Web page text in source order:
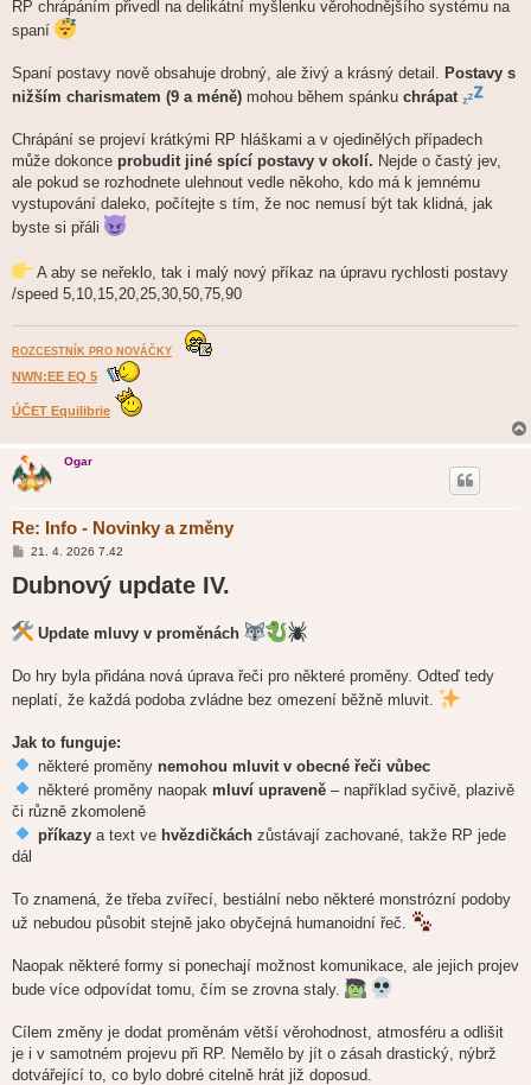
RP chrápáním přivedl na delikátní myšlenku věrohodnějšího systému na
spaní
Spaní postavy nově obsahuje drobný, ale živý a krásný detail. Postavy s
nižším charismatem (9 a méně) mohou během spánku chrápat
Chrápání se projeví krátkými RP hláškami a v ojedinělých případech
může dokonce probudit jiné spící postavy v okolí. Nejde o častý jev,
ale pokud se rozhodnete ulehnout vedle někoho, kdo má k jemnému
vystupování daleko, počítejte s tím, že noc nemusí být tak klidná, jak
byste si přáli
A aby se neřeklo, tak i malý nový příkaz na úpravu rychlosti postavy
/speed 5,10,15,20,25,30,50,75,90
ROZCESTNÍK PRO NOVÁČKY
NWN:EE EQ 5
ÚČET Equilibrie
Ogar
Re: Info - Novinky a změny
P
í
s
ě
v
21. 4. 2026 7.42
Dubnový update IV.
Update mluvy v proměnách
Do hry byla přidána nová úprava řeči pro některé proměny. Odteď tedy
neplatí, že každá podoba zvládne bez omezení běžně mluvit.
Jak to funguje:
některé proměny nemohou mluvit v obecné řeči vůbec
některé proměny naopak mluví upraveně – například syčivě, plazivě
či různě zkomoleně
příkazy a text ve hvězdičkách zůstávají zachované, takže RP jede
dál
To znamená, že třeba zvířecí, bestiální nebo některé monstrózní podoby
už nebudou působit stejně jako obyčejná humanoidní řeč.
Naopak některé formy si ponechají možnost komunikace, ale jejich projev
bude více odpovídat tomu, čím se zrovna staly.
Cílem změny je dodat proměnám větší věrohodnost, atmosféru a odlišit
je i v samotném projevu při RP. Nemělo by jít o zásah drastický, nýbrž
dotvářející to, co bylo dobré citelně hrát již doposud.